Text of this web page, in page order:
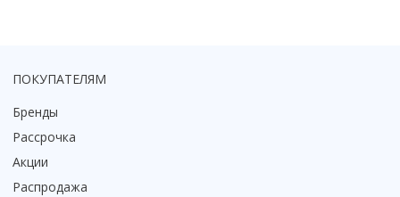
ПОКУПАТЕЛЯМ
Бренды
Рассрочка
Акции
Распродажа